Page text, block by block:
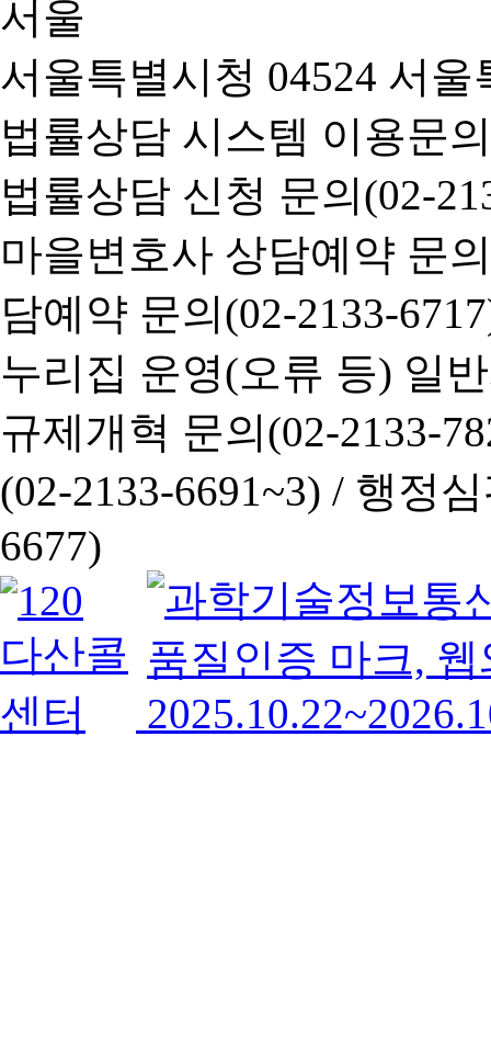
서울특별시청 04524 서
법률상담 시스템 이용문
법률상담 신청 문의(02-
마을변호사 상담예약 문
담예약 문의(02-2133-
누리집 운영(오류 등) 일
규제개혁 문의(02-2133-
(02-2133-6691~3) / 행정심
6677)